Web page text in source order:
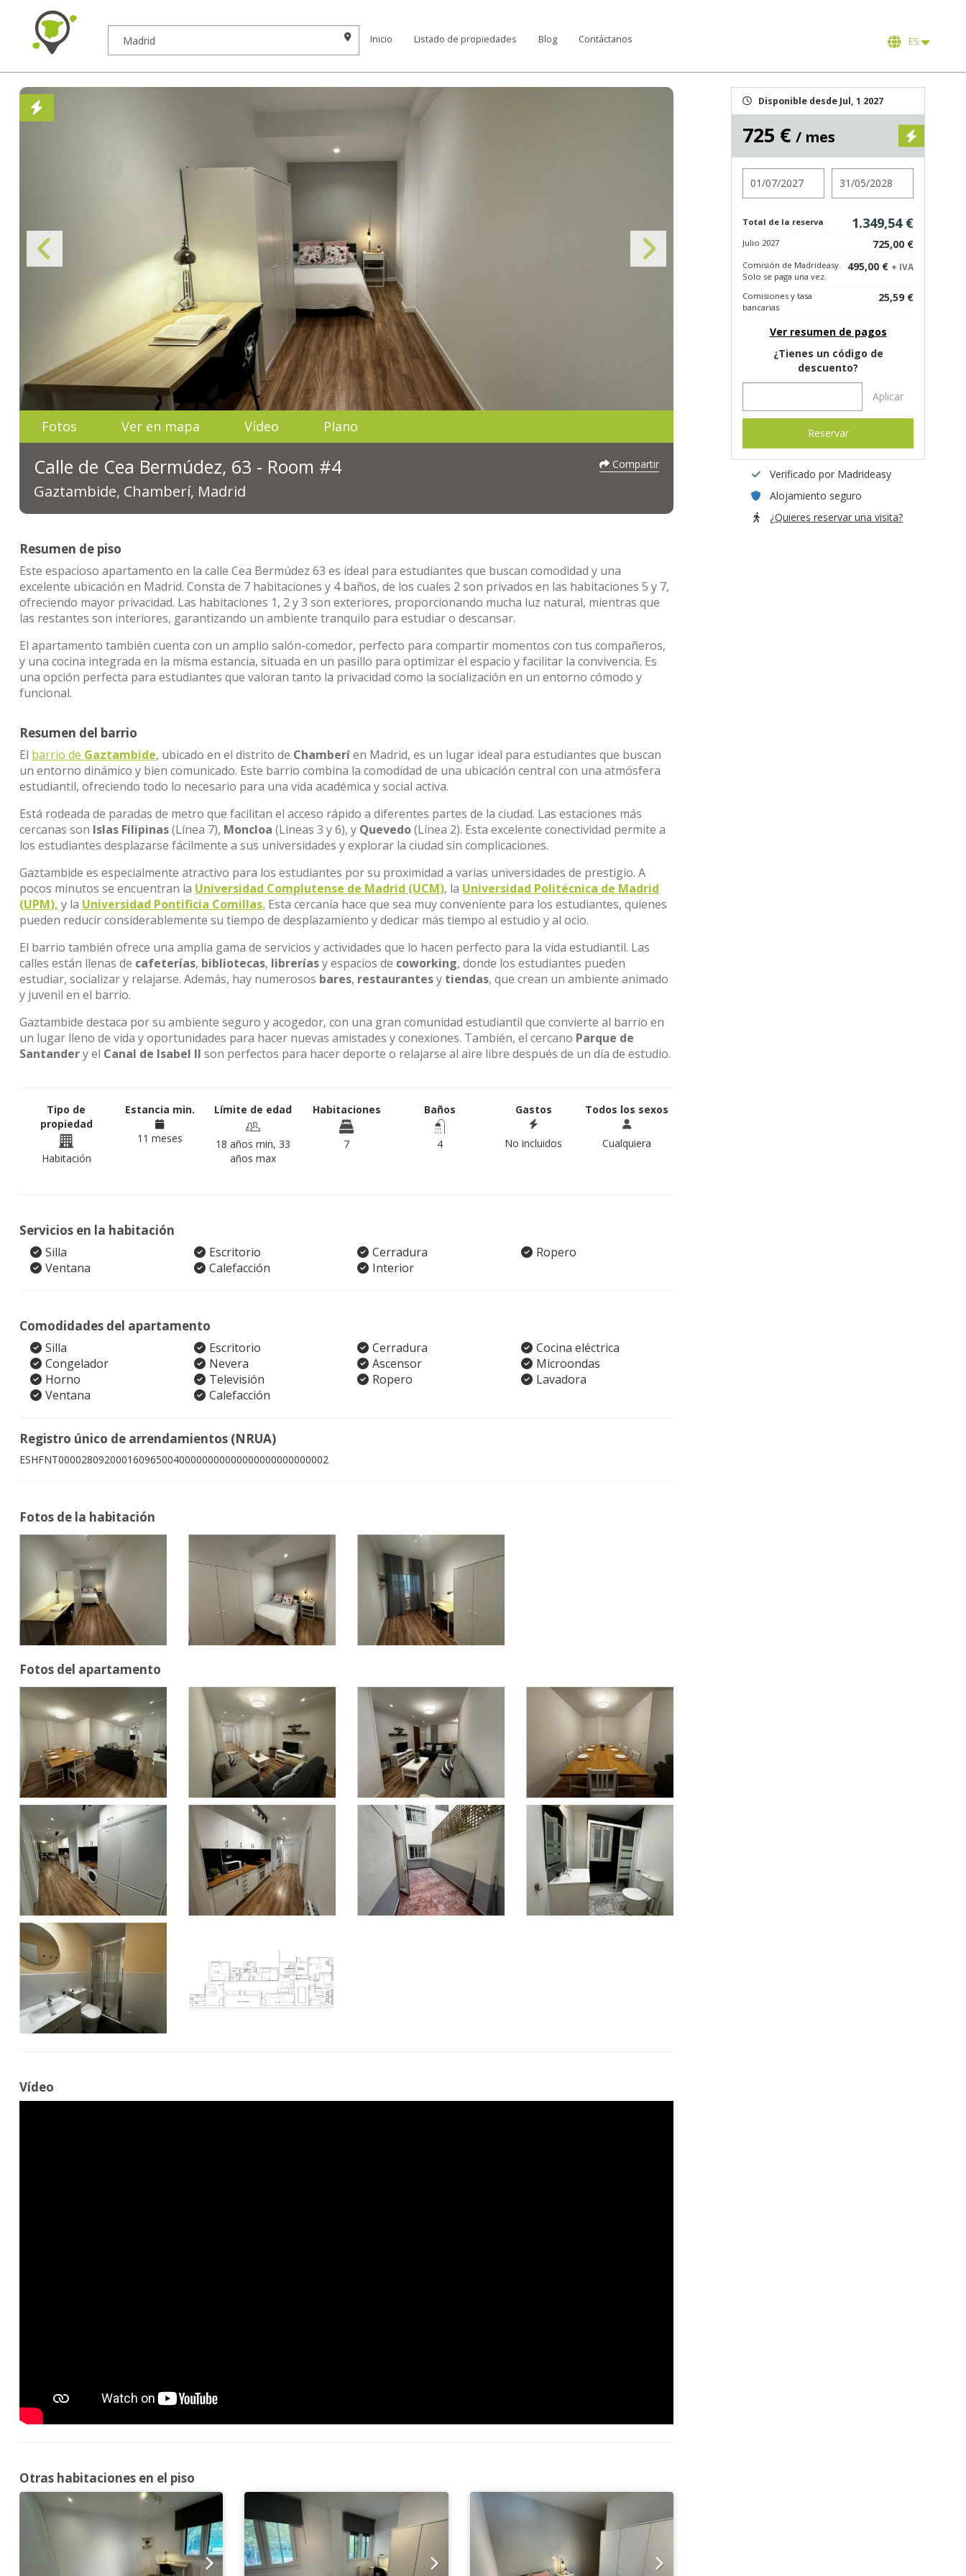
Inicio Listado de propiedades Blog Contáctanos ES
Fotos Ver en mapa Vídeo Plano
Calle de Cea Bermúdez, 63 - Room #4
Gaztambide, Chamberí, Madrid
Compartir
Resumen de piso
Este espacioso apartamento en la calle Cea Bermúdez 63 es ideal para estudiantes que buscan comodidad y una
excelente ubicación en Madrid. Consta de 7 habitaciones y 4 baños, de los cuales 2 son privados en las habitaciones 5 y 7,
ofreciendo mayor privacidad. Las habitaciones 1, 2 y 3 son exteriores, proporcionando mucha luz natural, mientras que
las restantes son interiores, garantizando un ambiente tranquilo para estudiar o descansar.
El apartamento también cuenta con un amplio salón-comedor, perfecto para compartir momentos con tus compañeros,
y una cocina integrada en la misma estancia, situada en un pasillo para optimizar el espacio y facilitar la convivencia. Es
una opción perfecta para estudiantes que valoran tanto la privacidad como la socialización en un entorno cómodo y
funcional.
Resumen del barrio
El barrio de Gaztambide, ubicado en el distrito de Chamberíen Madrid, es un lugar ideal para estudiantes que buscan
un entorno dinámico y bien comunicado. Este barrio combina la comodidad de una ubicación central con una atmósfera
estudiantil, ofreciendo todo lo necesario para una vida académica y social activa.
Está rodeada de paradas de metro que facilitan el acceso rápido a diferentes partes de la ciudad. Las estaciones más
cercanas son Islas Filipinas(Línea 7), Moncloa (Líneas 3 y 6), y Quevedo(Línea 2). Esta excelente conectividad permite a
los estudiantes desplazarse fácilmente a sus universidades y explorar la ciudad sin complicaciones.
Gaztambide es especialmente atractivo para los estudiantes por su proximidad a varias universidades de prestigio. A
pocos minutos se encuentran la Universidad Complutense de Madrid (UCM), la Universidad Politécnica de Madrid
(UPM), y la Universidad Pontificia Comillas. Esta cercanía hace que sea muy conveniente para los estudiantes, quienes
pueden reducir considerablemente su tiempo de desplazamiento y dedicar más tiempo al estudio y al ocio.
El barrio también ofrece una amplia gama de servicios y actividades que lo hacen perfecto para la vida estudiantil. Las
calles están llenas de cafeterías, bibliotecas, libreríasy espacios de coworking, donde los estudiantes pueden
estudiar, socializar y relajarse. Además, hay numerosos bares, restaurantesy tiendas, que crean un ambiente animado
y juvenil en el barrio.
Gaztambide destaca por su ambiente seguro y acogedor, con una gran comunidad estudiantil que convierte al barrio en
un lugar lleno de vida y oportunidades para hacer nuevas amistades y conexiones. También, el cercano Parque de
Santandery el Canal de Isabel II son perfectos para hacer deporte o relajarse al aire libre después de un día de estudio.
Tipo de
propiedad
Habitación
Estancia min.
11 meses
Límite de edad
18 años min, 33
años max
Habitaciones
7
Baños
4
Gastos
No incluidos
Todos los sexos
Cualquiera
Servicios en la habitación
Silla Escritorio Cerradura
Ropero
Ventana
Calefacción Interior
Comodidades del apartamento
Silla Escritorio Cerradura
Cocina eléctrica
Congelador
Nevera Ascensor
Microondas
Horno
Televisión Ropero
Lavadora
Ventana
Calefacción
Registro único de arrendamientos (NRUA)
ESHFNT00002809200016096500400000000000000000000000002
Fotos de la habitación
Fotos del apartamento
Vídeo
Otras habitaciones en el piso
Disponible desde Jul, 1 2027
725 € / mes
Total de la reserva 1.349,54 €
Julio 2027 725,00 €
Comisión de Madrideasy.
Solo se paga una vez.
495,00 € + IVA
Comisiones y tasa
bancarias
25,59 €
Ver resumen de pagos
¿Tienes un código de
descuento?
Aplicar
Reservar
Verificado por Madrideasy
Alojamiento seguro
¿Quieres reservar una visita?